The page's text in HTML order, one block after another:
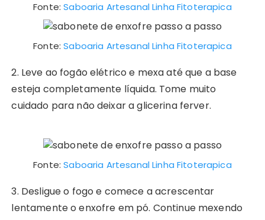
Fonte:Saboaria Artesanal Linha Fitoterapica
Fonte:Saboaria Artesanal Linha Fitoterapica
2. Leve ao fogão elétrico e mexa até que a base
esteja completamente líquida. Tome muito
cuidado para não deixar a glicerina ferver.
Fonte:Saboaria Artesanal Linha Fitoterapica
3. Desligue o fogo e comece a acrescentar
lentamente o enxofre em pó. Continue mexendo